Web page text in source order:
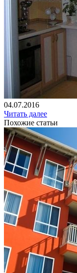
04.07.2016
Читать далее
Похожие статьи